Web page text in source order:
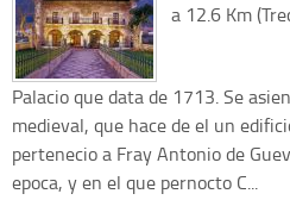
a 12.6 Km
Palacio que data de 1713. Se
medieval, que hace de el un
pertenecio a Fray Antonio de
epoca, y en el que pernocto C...